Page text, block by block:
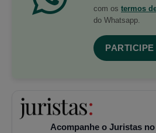
com os termos
do Whatsapp.
Acompanhe o Juristas